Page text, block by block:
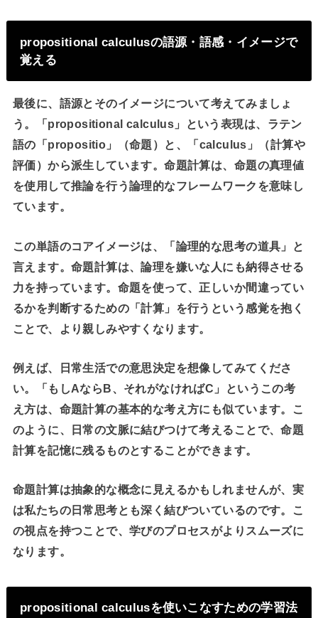
propositional calculusの語源・語感・イメージで
覚える
最後に、語源とそのイメージについて考えてみましょ
う。「propositional calculus」という表現は、ラテン
語の「propositio」（命題）と、「calculus」（計算や
評価）から派生しています。命題計算は、命題の真理値
を使用して推論を行う論理的なフレームワークを意味し
ています。
この単語のコアイメージは、「論理的な思考の道具」と
言えます。命題計算は、論理を嫌いな人にも納得させる
力を持っています。命題を使って、正しいか間違ってい
るかを判断するための「計算」を行うという感覚を抱く
ことで、より親しみやすくなります。
例えば、日常生活での意思決定を想像してみてくださ
い。「もしAならB、それがなければC」というこの考
え方は、命題計算の基本的な考え方にも似ています。こ
のように、日常の文脈に結びつけて考えることで、命題
計算を記憶に残るものとすることができます。
命題計算は抽象的な概念に見えるかもしれませんが、実
は私たちの日常思考とも深く結びついているのです。こ
の視点を持つことで、学びのプロセスがよりスムーズに
なります。
propositional calculusを使いこなすための学習法